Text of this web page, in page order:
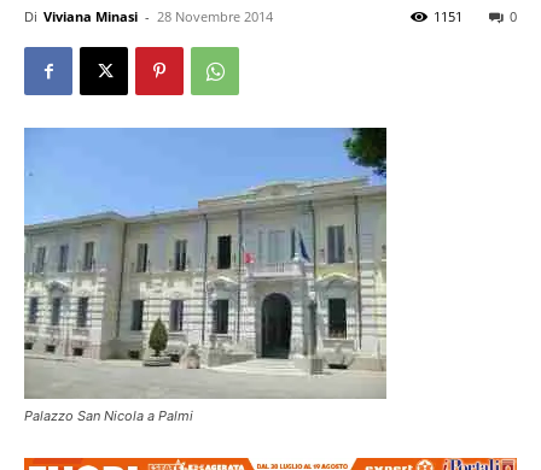
Di Viviana Minasi - 28 Novembre 2014 0
1151
Palazzo San Nicola a Palmi